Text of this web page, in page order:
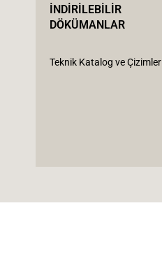
İNDİRİLEBİLİR
DÖKÜMANLAR
Teknik Katalog ve Çizimler